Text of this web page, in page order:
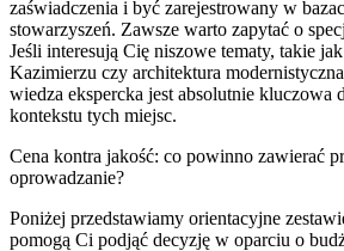
zaświadczenia i być zarejestrowany w
stowarzyszeń. Zawsze warto zapytać o
Jeśli interesują Cię niszowe tematy, takie
Kazimierzu czy architektura
wiedza ekspercka jest absolutnie kluczowa
kontekstu tych miejsc.
Cena kontra jakość: co powinno zawierać
oprowadzanie?
Poniżej przedstawiamy orientacyjne
pomogą Ci podjąć decyzję w oparciu o